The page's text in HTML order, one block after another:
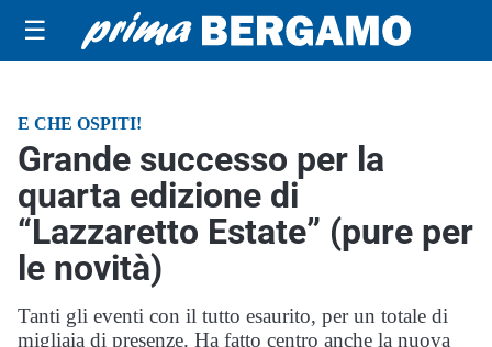
☰
E CHE OSPITI!
Grande successo per la
quarta edizione di
“Lazzaretto Estate” (pure per
le novità)
Tanti gli eventi con il tutto esaurito, per un totale di
migliaia di presenze. Ha fatto centro anche la nuova